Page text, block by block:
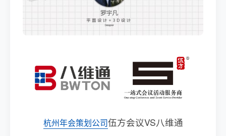
杭州年会策划公司伍方会议VS八维通